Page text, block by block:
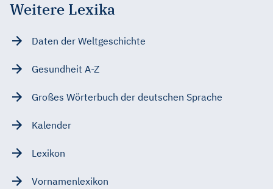
Weitere Lexika
Daten der Weltgeschichte
Gesundheit A-Z
Großes Wörterbuch der deutschen Sprache
Kalender
Lexikon
Vornamenlexikon